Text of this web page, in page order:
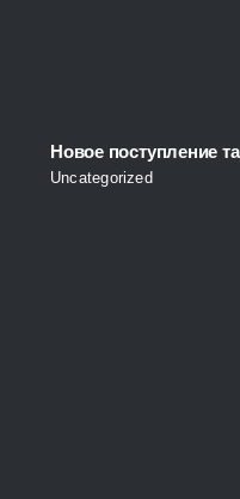
Новое поступление
Uncategorized